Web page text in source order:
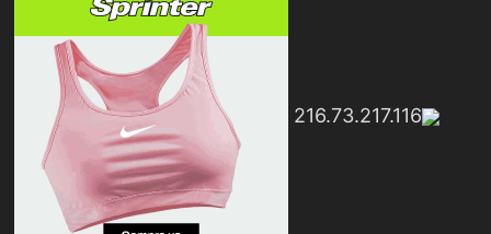
216.73.217.116